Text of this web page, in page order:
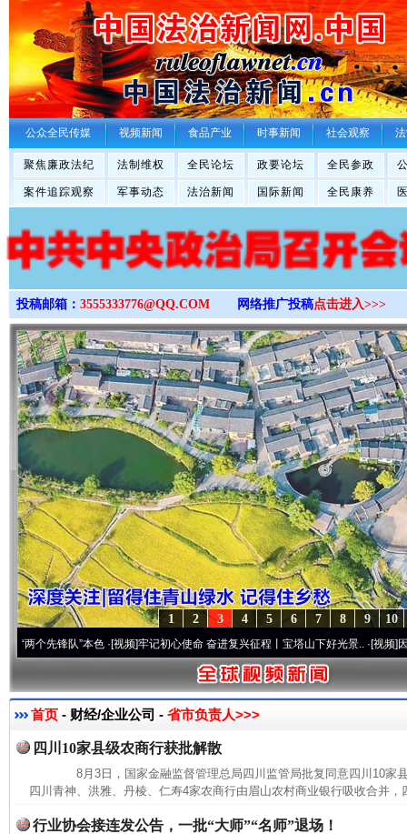
>
公众全民传媒 视频新闻 食品产业 时事新闻 社会观察
聚焦廉政法纪 法制维权 全民论坛 政要论坛 全民参政
案件追踪观察 军事动态 法治新闻 国际新闻 全民康养
投稿邮箱： 3555333776@QQ.COM 网络推广投稿点击进入>>>
10
9
8
7
6
5
4
3
2
1
先锋队”本色·[视频]牢记初心使命 奋进复兴征程丨宝塔山下好光景..·[视频]因党而生
首页 - 财经/企业公司 - 省市负责人>>>
四川10家县级农商行获批解散
8月3日，国家金融监督管理总局四川监管局批复同意四川10
四川青神、洪雅、丹棱、仁寿4家农商行由眉山农村商业银行吸收合并
行业协会接连发公告，一批“大师”“名师”退场！